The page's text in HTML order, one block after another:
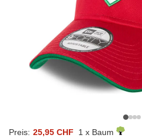
Preis: 25,95 CHF 1 x Baum